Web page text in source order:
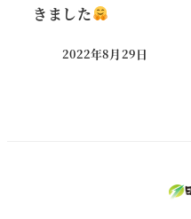
きました
投稿日
2022年8月29日